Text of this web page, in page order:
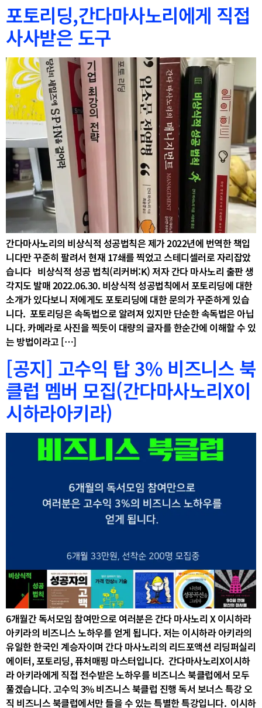
포토리딩,간다마사노리에게 직접
사사받은 도구
간다마사노리의 비상식적 성공법칙은 제가 2022년에 번역한 책입
니다만 꾸준히 팔려서 현재 17쇄를 찍었고 스테디셀러로 자리잡았
습니다 비상식적 성공 법칙(리커버:K) 저자 간다 마사노리 출판 생
각지도 발매 2022.06.30. 비상식적 성공법칙에서 포토리딩에 대한
소개가 있다보니 저에게도 포토리딩에 대한 문의가 꾸준하게 있습
니다. ​ 포토리딩은 속독법으로 알려져 있지만 단순한 속독법은 아닙
니다. 카메라로 사진을 찍듯이 대량의 글자를 한순간에 이해할 수 있
는 방법이라고 […]
[공지] 고수익 탑 3% 비즈니스 북
클럽 멤버 모집(간다마사노리X이
시하라아키라)
6개월간 독서모임 참여만으로 여러분은 간다 마사노리 X 이시하라
아키라의 비즈니스 노하우를 얻게 됩니다. 저는 이시하라 아키라의
유일한 한국인 계승자이며 간다 마사노리의 리드포액션 리딩퍼실리
에이터, 포토리딩, 퓨처매핑 마스터입니다. ​ 간다마사노리X이시하
라 아키라에게 직접 전수받은 노하우를 비즈니스 북클럽에서 모두
풀겠습니다. 고수익 3% 비즈니스 북클럽 진행 독서 보너스 특강 오
직 비즈니스 북클럽에서만 들을 수 있는 특별한 특강입니다. ​ 이시하